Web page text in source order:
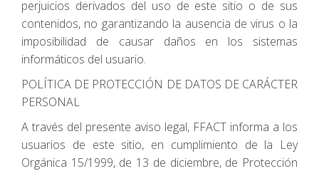
perjuicios derivados del uso de este sitio o de sus
contenidos, no garantizando la ausencia de virus o la
imposibilidad de causar daños en los sistemas
informáticos del usuario.
POLÍTICA DE PROTECCIÓN DE DATOS DE CARÁCTER
PERSONAL
A través del presente aviso legal, FFACT informa a los
usuarios de este sitio, en cumplimiento de la Ley
Orgánica 15/1999, de 13 de diciembre, de Protección